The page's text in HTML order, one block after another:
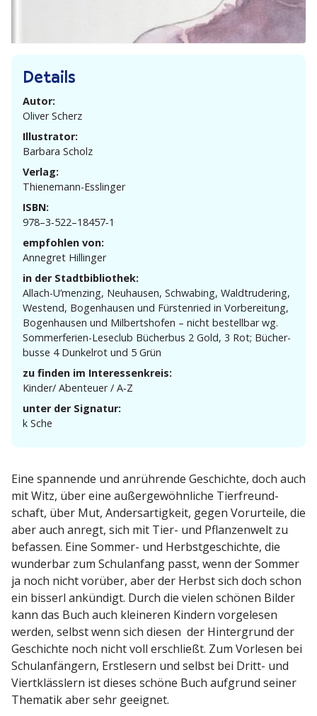
Details
Autor:
Oliver Scherz
Illustrator:
Barbara Scholz
Verlag:
Thienemann-Esslinger
ISBN:
978–3‑522–18457‑1
empfohlen von:
Annegret Hillinger
in der Stadtbibliothek:
Allach-U’menzing, Neuhausen, Schwabing, Waldtru­dering,
Westend, Bogen­hausen und Fürstenried in Vorbe­reitung,
Bogen­hausen und Milberts­hofen – nicht bestellbar wg.
Sommer­ferien-Leseclub Bücherbus 2 Gold, 3 Rot; Bücher­
busse 4 Dunkelrot und 5 Grün
zu finden im Interessenkreis:
Kinder/ Abenteuer / A‑Z
unter der Signatur:
k Sche
Eine spannende und anrüh­rende Geschichte, doch auch
mit Witz, über eine außer­ge­wöhn­liche Tierfreund­
schaft, über Mut, Anders­ar­tigkeit, gegen Vorur­teile, die
aber auch anregt, sich mit Tier- und Pflan­zenwelt zu
befassen. Eine Sommer- und Herbst­ge­schichte, die
wunderbar zum Schul­anfang passt, wenn der Sommer
ja noch nicht vorüber, aber der Herbst sich doch schon
ein bisserl ankündigt. Durch die vielen schönen Bilder
kann das Buch auch kleineren Kindern vorge­lesen
werden, selbst wenn sich diesen der Hinter­grund der
Geschichte noch nicht voll erschließt. Zum Vorlesen bei
Schul­an­fängern, Erstlesern und selbst bei Dritt- und
Viert­klässlern ist dieses schöne Buch aufgrund seiner
Thematik aber sehr geeignet.